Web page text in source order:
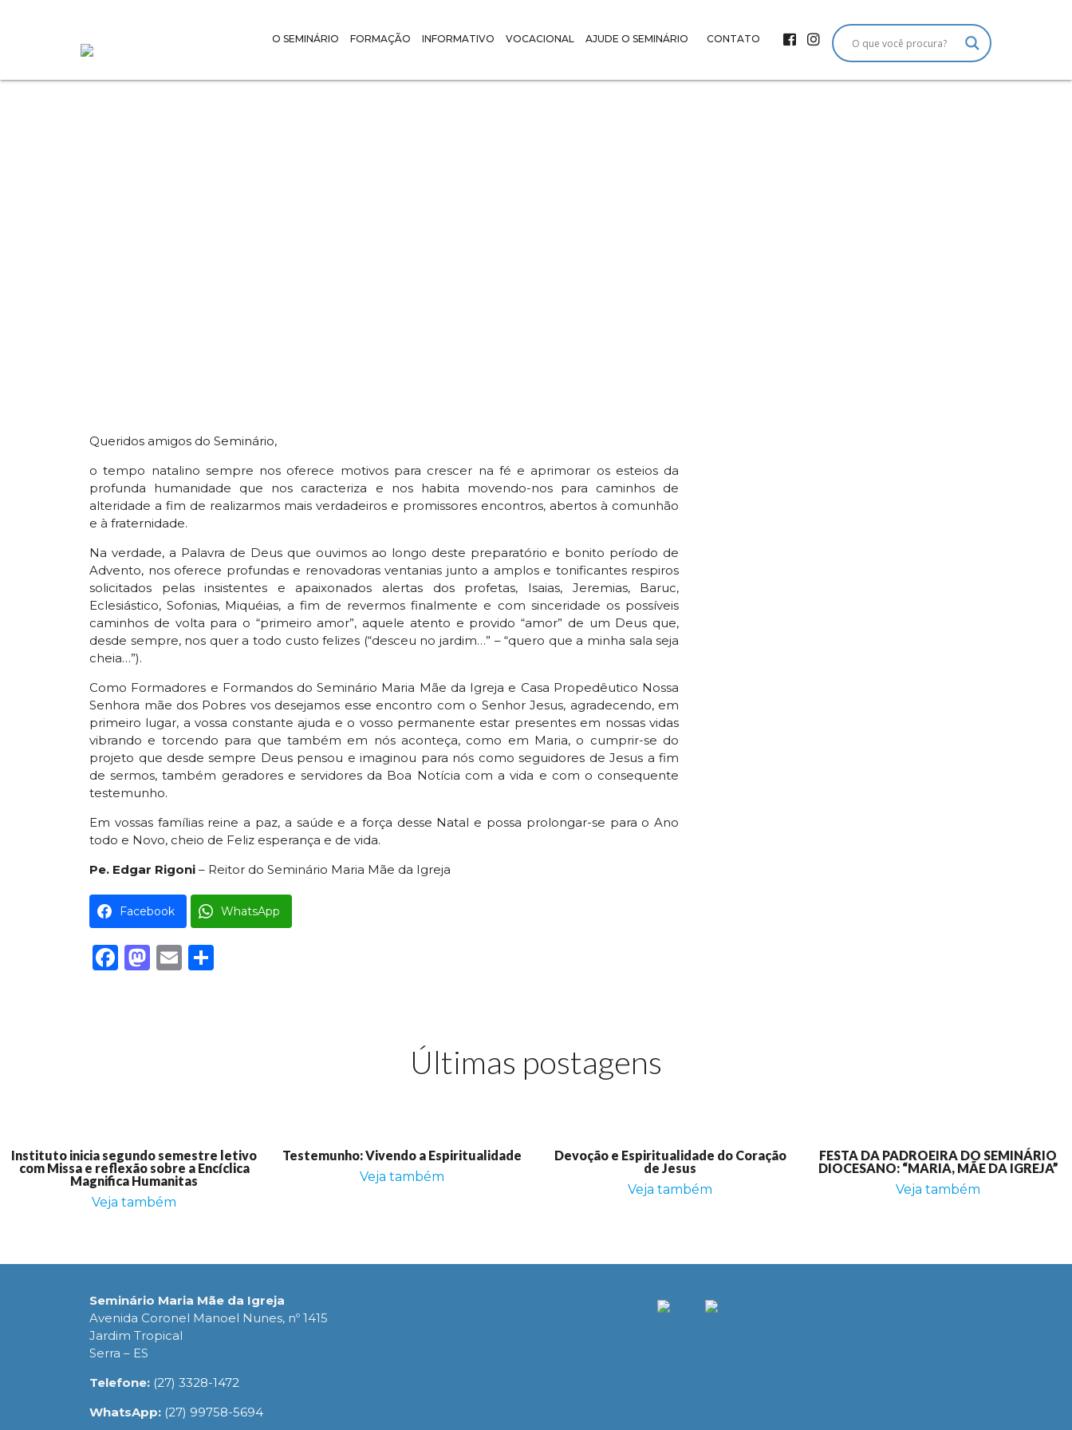
O SEMINÁRIO FORMAÇÃO INFORMATIVO VOCACIONAL AJUDE O SEMINÁRIO CONTATO
Queridos amigos do Seminário,
o tempo natalino sempre nos oferece motivos para crescer na fé e aprimorar os esteios da
profunda humanidade que nos caracteriza e nos habita movendo-nos para caminhos de
alteridade a fim de realizarmos mais verdadeiros e promissores encontros, abertos à comunhão
e à fraternidade.
Na verdade, a Palavra de Deus que ouvimos ao longo deste preparatório e bonito período de
Advento, nos oferece profundas e renovadoras ventanias junto a amplos e tonificantes respiros
solicitados pelas insistentes e apaixonados alertas dos profetas, Isaias, Jeremias, Baruc,
Eclesiástico, Sofonias, Miquéias, a fim de revermos finalmente e com sinceridade os possíveis
caminhos de volta para o “primeiro amor”, aquele atento e provido “amor” de um Deus que,
desde sempre, nos quer a todo custo felizes (“desceu no jardim…” – “quero que a minha sala seja
cheia…”).
Como Formadores e Formandos do Seminário Maria Mãe da Igreja e Casa Propedêutico Nossa
Senhora mãe dos Pobres vos desejamos esse encontro com o Senhor Jesus, agradecendo, em
primeiro lugar, a vossa constante ajuda e o vosso permanente estar presentes em nossas vidas
vibrando e torcendo para que também em nós aconteça, como em Maria, o cumprir-se do
projeto que desde sempre Deus pensou e imaginou para nós como seguidores de Jesus a fim
de sermos, também geradores e servidores da Boa Notícia com a vida e com o consequente
testemunho.
Em vossas famílias reine a paz, a saúde e a força desse Natal e possa prolongar-se para o Ano
todo e Novo, cheio de Feliz esperança e de vida.
Pe. Edgar Rigoni – Reitor do Seminário Maria Mãe da Igreja
Facebook WhatsApp
Facebook
Mastodon
Email
Últimas postagens
Instituto inicia segundo semestre letivo
com Missa e reflexão sobre a Encíclica
Magnifica Humanitas
Veja também
Testemunho: Vivendo a Espiritualidade
Veja também
Devoção e Espiritualidade do Coração
de Jesus
Veja também
FESTA DA PADROEIRA DO SEMINÁRIO
DIOCESANO: “MARIA, MÃE DA IGREJA”
Veja também
Seminário Maria Mãe da Igreja
Avenida Coronel Manoel Nunes, nº 1415
Jardim Tropical
Serra – ES
Telefone: (27) 3328-1472
WhatsApp: (27) 99758-5694